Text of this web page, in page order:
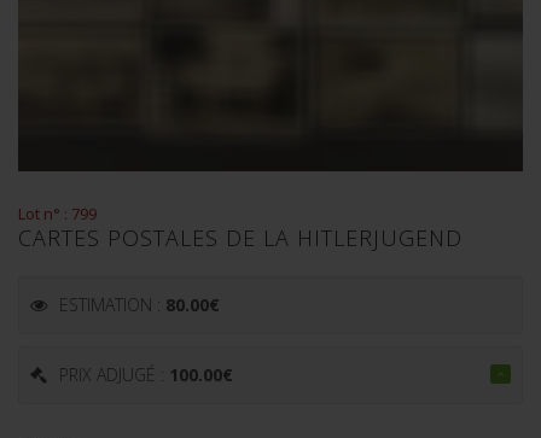
Lot n° : 799
CARTES POSTALES DE LA HITLERJUGEND
ESTIMATION : 80.00€
PRIX ADJUGÉ : 100.00€